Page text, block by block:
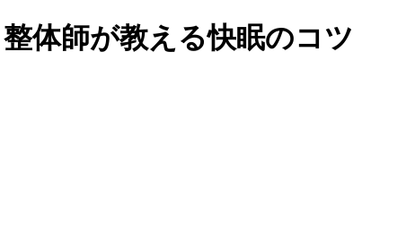
体師が教える快眠のコツ